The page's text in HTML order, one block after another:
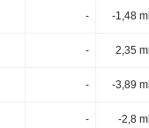
- -1,48
- 2,35
- -3,89
- -2,8